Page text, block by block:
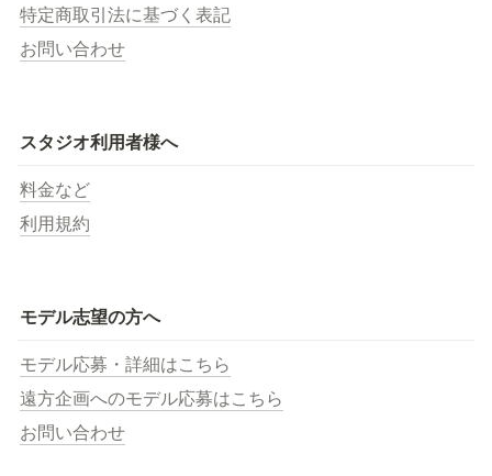
特定商取引法に基づく表記
お問い合わせ
スタジオ利用者様へ
料金など
利用規約
モデル志望の方へ
モデル応募・詳細はこちら
遠方企画へのモデル応募はこちら
お問い合わせ